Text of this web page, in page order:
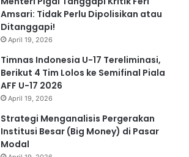
Amsari: Tidak Perlu Dipolisikan atau
Ditanggapi!
April 19, 2026
Timnas Indonesia U-17 Tereliminasi,
Berikut 4 Tim Lolos ke Semifinal Piala
AFF U-17 2026
April 19, 2026
Strategi Menganalisis Pergerakan
Institusi Besar (Big Money) di Pasar
Modal